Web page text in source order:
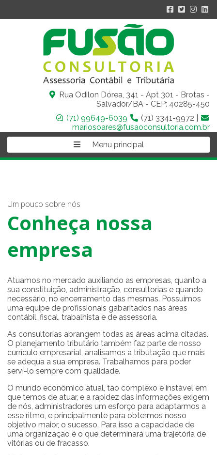
Rua Odilon Dórea, 341 - Apt 301 - Brotas -
Salvador/BA - CEP: 40285-450
(71) 99649-6039
(71) 3341-9972 |
mariosoares@fusaoconsultoria.com.br
Menu principal
Um pouco sobre nós
Conheça nossa
empresa
Atuamos no mercado auxiliando as empresas, quanto a
sua constituição, administração, consultorias e quando
necessário, no encerramento das mesmas. Possuímos
uma equipe de profissionais gabaritados nas áreas
contábil, fiscal, trabalhista e de assessoria.
As consultorias abrangem todas as áreas acima citadas.
O planejamento tributário também faz parte de nosso
currículo empresarial, analisamos a tributação que mais
se adequa a sua empresa. Trabalhamos para poder
serví-lo sempre com qualidade.
O mundo econômico atual, tão complexo e instável em
que temos de atuar, e a rapidez das informações exigem
de nós, administradores um esforço para adaptarmos a
esse ritmo, e principalmente para obtermos nosso
objetivo maior, o sucesso. Para isso a capacidade de
uma organização é o que determinará uma trajetória de
vitórias ou de fracasso.